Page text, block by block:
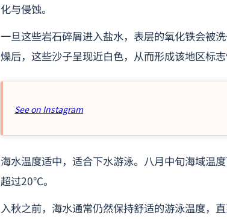
化与侵蚀。
一旦这些岩石碎屑进入盐水，表层的氧化铁会被
燥后，这些沙子呈现近白色，从而形成该地区标志
See on Instagram
海水温度适中，适合下水游泳。八月中旬海域温
超过20°C。
入秋之前，海水通常仍然保持舒适的游泳温度，